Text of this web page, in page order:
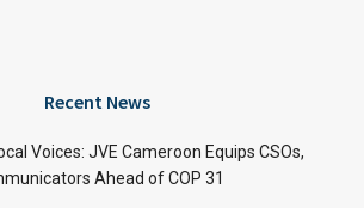
Recent News
Voices: JVE Cameroon Equips CSOs,
Ahead of COP 31